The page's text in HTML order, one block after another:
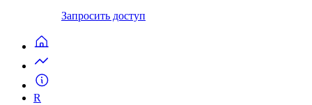
Запросить доступ
R